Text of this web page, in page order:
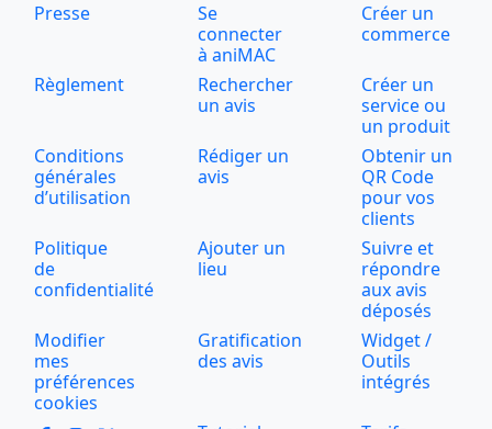
Presse
Se
connecter
à aniMAC
Créer un
commerce
Règlement
Rechercher
un avis
Créer un
service ou
un produit
Conditions
générales
d’utilisation
Rédiger un
avis
Obtenir un
QR Code
pour vos
clients
Politique
de
confidentialité
Ajouter un
lieu
Suivre et
répondre
aux avis
déposés
Modifier
mes
préférences
cookies
Gratification
des avis
Widget /
Outils
intégrés